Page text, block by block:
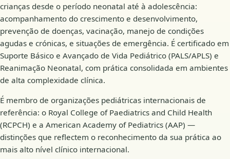
crianças desde o período neonatal até à adolescência:
acompanhamento do crescimento e desenvolvimento,
prevenção de doenças, vacinação, manejo de condições
agudas e crónicas, e situações de emergência. É certificado em
Suporte Básico e Avançado de Vida Pediátrico (PALS/APLS) e
Reanimação Neonatal, com prática consolidada em ambientes
de alta complexidade clínica.
É membro de organizações pediátricas internacionais de
referência: o Royal College of Paediatrics and Child Health
(RCPCH) e a American Academy of Pediatrics (AAP) —
distinções que reflectem o reconhecimento da sua prática ao
mais alto nível clínico internacional.